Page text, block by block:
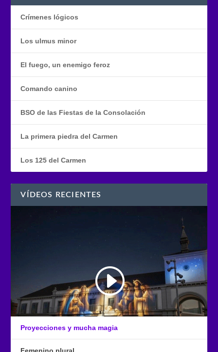
Crímenes lógicos
Los ulmus minor
El fuego, un enemigo feroz
Comando canino
BSO de las Fiestas de la Consolación
La primera piedra del Carmen
Los 125 del Carmen
VÍDEOS RECIENTES
Proyecciones y mucha magia